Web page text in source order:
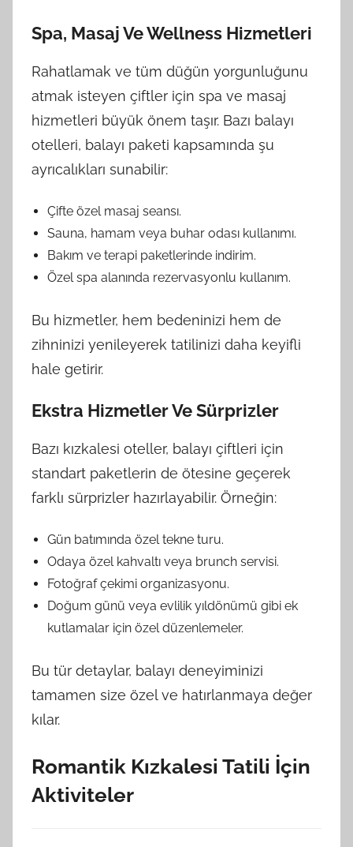
Spa, Masaj Ve Wellness Hizmetleri
Rahatlamak ve tüm düğün yorgunluğunu
atmak isteyen çiftler için spa ve masaj
hizmetleri büyük önem taşır. Bazı balayı
otelleri, balayı paketi kapsamında şu
ayrıcalıkları sunabilir:
Çifte özel masaj seansı.
Sauna, hamam veya buhar odası kullanımı.
Bakım ve terapi paketlerinde indirim.
Özel spa alanında rezervasyonlu kullanım.
Bu hizmetler, hem bedeninizi hem de
zihninizi yenileyerek tatilinizi daha keyifli
hale getirir.
Ekstra Hizmetler Ve Sürprizler
Bazı kızkalesi oteller, balayı çiftleri için
standart paketlerin de ötesine geçerek
farklı sürprizler hazırlayabilir. Örneğin:
Gün batımında özel tekne turu.
Odaya özel kahvaltı veya brunch servisi.
Fotoğraf çekimi organizasyonu.
Doğum günü veya evlilik yıldönümü gibi ek
kutlamalar için özel düzenlemeler.
Bu tür detaylar, balayı deneyiminizi
tamamen size özel ve hatırlanmaya değer
kılar.
Romantik Kızkalesi Tatili İçin
Aktiviteler